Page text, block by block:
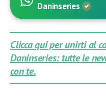
Daninseries
Clicca qui per unirti al
Daninseries: tutte le
con te.